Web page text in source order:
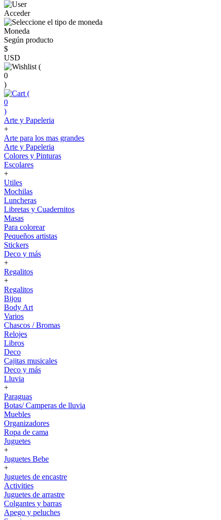
Acceder
Moneda
Según producto
$
USD
(
0
)
(
0
)
Arte y Papeleria
+
Arte para los mas grandes
Arte y Papeleria
Colores y Pinturas
Escolares
+
Utiles
Mochilas
Luncheras
Libretas y Cuadernitos
Masas
Para colorear
Pequeños artistas
Stickers
Deco y más
+
Regalitos
+
Regalitos
Bijou
Body Art
Varios
Chascos / Bromas
Relojes
Libros
Deco
Cajitas musicales
Deco y más
Lluvia
+
Paraguas
Botas/ Camperas de lluvia
Muebles
Organizadores
Ropa de cama
Juguetes
+
Juguetes Bebe
+
Juguetes de encastre
Activities
Juguetes de arrastre
Colgantes y barras
Apego y peluches